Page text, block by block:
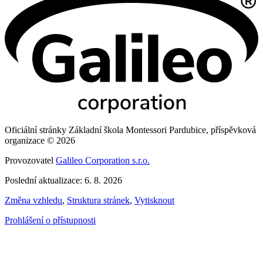
Oficiální stránky Základní škola Montessori Pardubice, příspěvková
organizace © 2026
Provozovatel Galileo Corporation s.r.o.
Poslední aktualizace: 6. 8. 2026
Změna vzhledu, Struktura stránek, Vytisknout
Prohlášení o přístupnosti